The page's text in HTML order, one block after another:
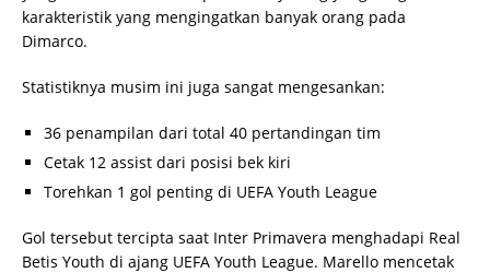
karakteristik yang mengingatkan banyak orang pada
Dimarco.
Statistiknya musim ini juga sangat mengesankan:
36 penampilan dari total 40 pertandingan tim
Cetak 12 assist dari posisi bek kiri
Torehkan 1 gol penting di UEFA Youth League
Gol tersebut tercipta saat Inter Primavera menghadapi Real
Betis Youth di ajang UEFA Youth League. Marello mencetak